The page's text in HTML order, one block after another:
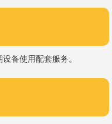
特新企业。 我们坚持以
的战略发展，实现科学化
，合作共赢，共创新未
备使用配套服务。